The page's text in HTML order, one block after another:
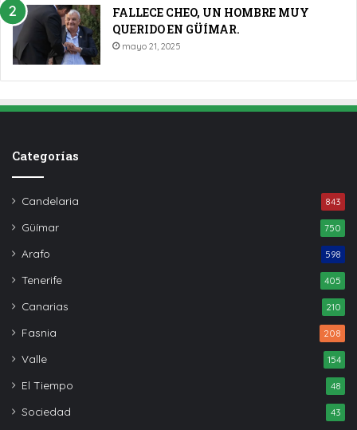
FALLECE CHEO, UN HOMBRE MUY
QUERIDO EN GÜÍMAR.
mayo 21, 2025
Categorías
Candelaria 843
Güímar 750
Arafo 598
Tenerife 405
Canarias 210
Fasnia 208
Valle 154
El Tiempo 48
Sociedad 43